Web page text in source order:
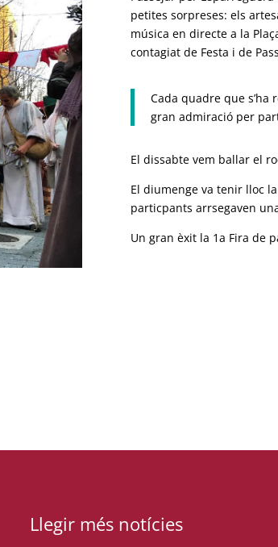
petites sorpreses: els
música en directe a la
contagiat de Festa i de
Cada quadre que
gran admiració per
El dissabte vem ballar el
El diumenge va tenir lloc la
particpants arrsegaven
Un gran èxit la 1a Fira de
Llegir més notícies